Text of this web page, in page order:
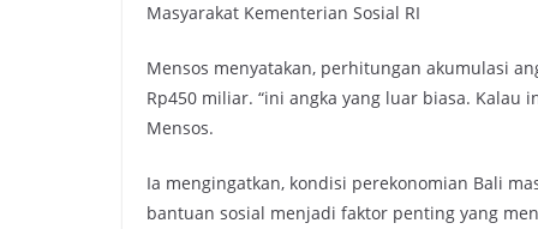
Masyarakat Kementerian Sosial RI
Mensos menyatakan, perhitungan akumulasi
Rp450 miliar. “ini angka yang luar biasa. Kalau
Mensos.
Ia mengingatkan, kondisi perekonomian Bali
bantuan sosial menjadi faktor penting yang